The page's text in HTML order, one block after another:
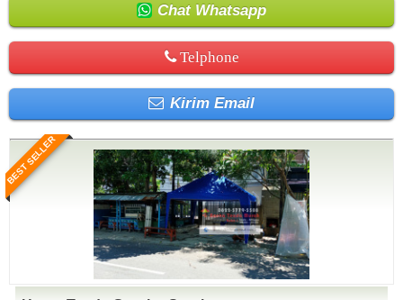
Chat Whatsapp
Telphone
Kirim Email
BEST SELLER